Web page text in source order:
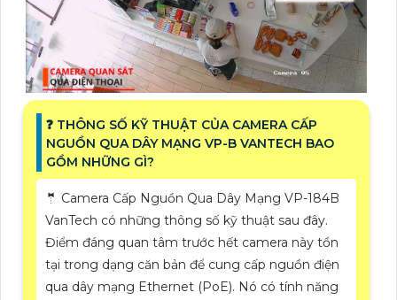
❓ THÔNG SỐ KỸ THUẬT CỦA CAMERA CẤP
NGUỒN QUA DÂY MẠNG VP-B VANTECH BAO
GỒM NHỮNG GÌ?
🤵 Camera Cấp Nguồn Qua Dây Mạng VP-184B
VanTech có những thông số kỹ thuật sau đây.
Điểm đáng quan tâm trước hết camera này tồn
tại trong dạng căn bản để cung cấp nguồn điện
qua dây mạng Ethernet (PoE). Nó có tính năng